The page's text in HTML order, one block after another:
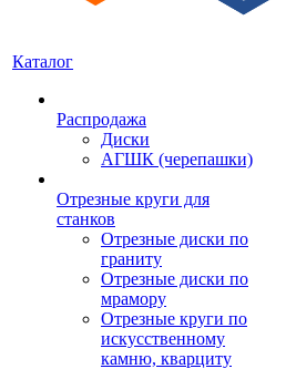
Каталог
Распродажа
Диски
АГШК (черепашки)
Отрезные круги для
станков
Отрезные диски по
граниту
Отрезные диски по
мрамору
Отрезные круги по
искусственному
камню, кварциту